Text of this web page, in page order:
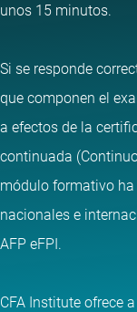
unos 15 minutos.
Si se responde
que componen el
a efectos de la
continuada
módulo formativo
nacionales e
AFP eFPI.
CFA Institute ofrece